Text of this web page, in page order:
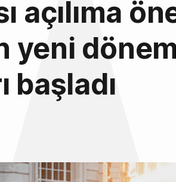
açılıma
yeni dönem
başladı